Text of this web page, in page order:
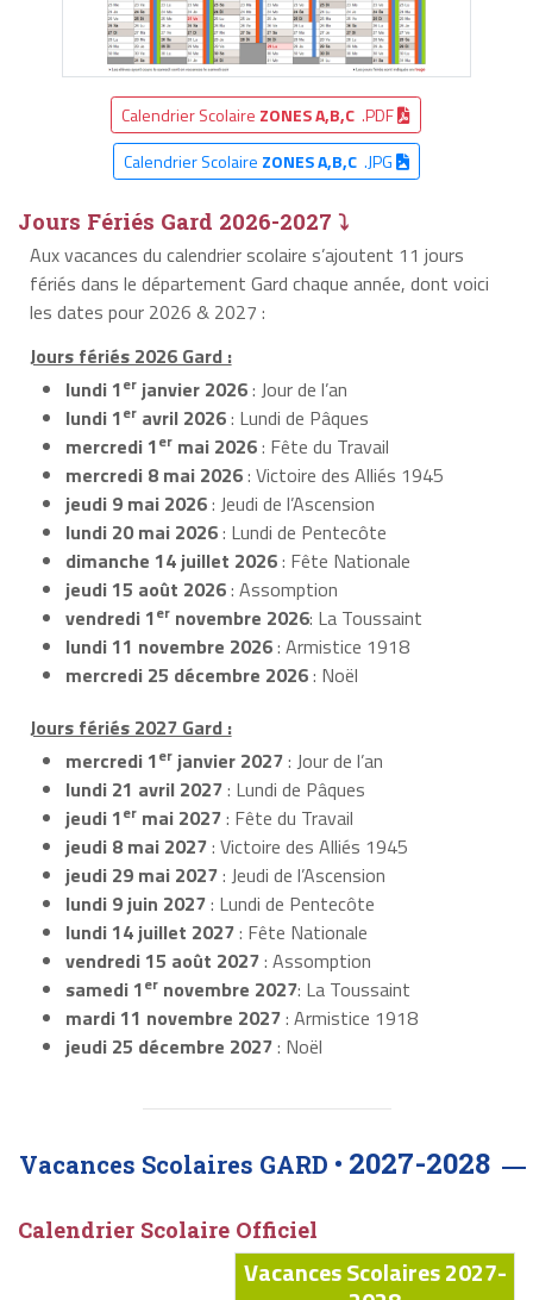
Calendrier Scolaire ZONES A,B,C .PDF
Calendrier Scolaire ZONES A,B,C.JPG
Jours Fériés Gard 2026-2027 ⤵
Aux vacances du calendrier scolaire s’ajoutent 11 jours
fériés dans le département Gard chaque année, dont voici
les dates pour 2026 & 2027 :
Jours fériés 2026 Gard :
lundi 1er janvier 2026: Jour de l’an
lundi 1er avril 2026: Lundi de Pâques
mercredi 1er mai 2026: Fête du Travail
mercredi 8 mai 2026: Victoire des Alliés 1945
jeudi 9 mai 2026: Jeudi de l’Ascension
lundi 20 mai 2026: Lundi de Pentecôte
dimanche 14 juillet 2026: Fête Nationale
jeudi 15 août 2026: Assomption
vendredi 1er novembre 2026: La Toussaint
lundi 11 novembre 2026: Armistice 1918
mercredi 25 décembre 2026: Noël
Jours fériés 2027 Gard :
mercredi 1er janvier 2027: Jour de l’an
lundi 21 avril 2027: Lundi de Pâques
jeudi 1er mai 2027: Fête du Travail
jeudi 8 mai 2027: Victoire des Alliés 1945
jeudi 29 mai 2027: Jeudi de l’Ascension
lundi 9 juin 2027: Lundi de Pentecôte
lundi 14 juillet 2027: Fête Nationale
vendredi 15 août 2027: Assomption
samedi 1er novembre 2027: La Toussaint
mardi 11 novembre 2027: Armistice 1918
jeudi 25 décembre 2027: Noël
Vacances Scolaires GARD • 2027-2028
Calendrier Scolaire Officiel
Vacances Scolaires 2027-